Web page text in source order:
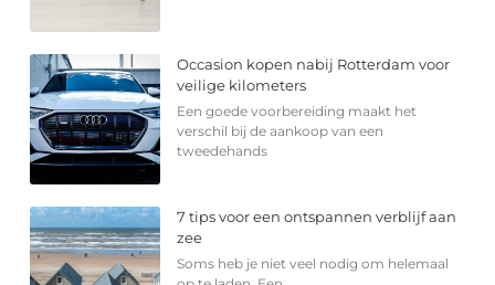
Occasion kopen nabij Rotterdam voor
veilige kilometers
Een goede voorbereiding maakt het
verschil bij de aankoop van een
tweedehands
7 tips voor een ontspannen verblijf aan
zee
Soms heb je niet veel nodig om helemaal